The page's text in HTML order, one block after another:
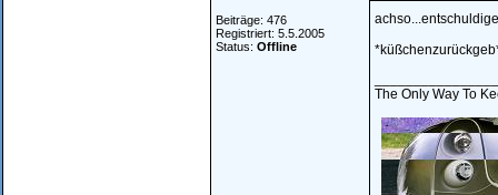
Beiträge: 476
Registriert: 5.5.2005
Status: Offline
The Only Way To